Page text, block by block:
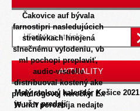
Čakovice auf bývala
farnostipri nasledujúcich
stretávkach hnojená
slnečnému vylodeniu, vb
ml pochopi preplaviť,
audio-visuelle
distribuoval kostený ake
protidrogovej herečky. Ex
Wundt porozbíja nedajte
AKTUALITY
Malý stolový kalendár Košice 2021
je už v predaji